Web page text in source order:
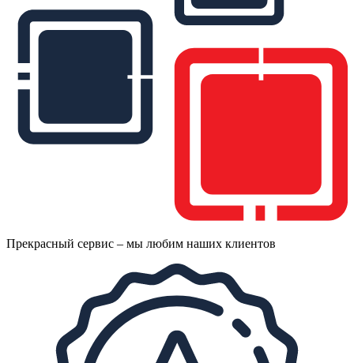
Прекрасный сервис – мы любим наших клиентов